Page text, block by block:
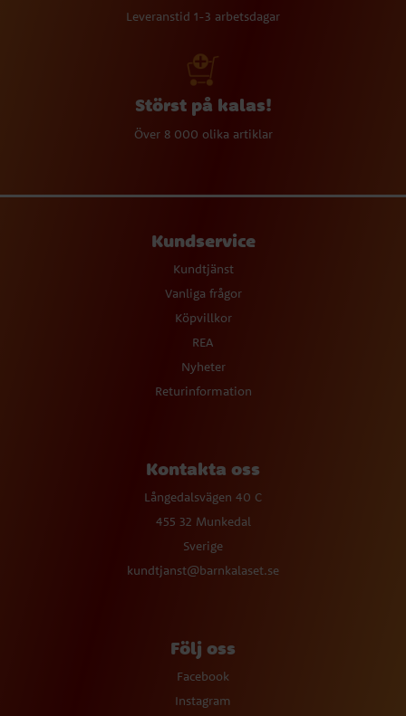
Leveranstid 1-3 arbetsdagar
Störst på kalas!
Över 8 000 olika artiklar
Kundservice
Kundtjänst
Vanliga frågor
Köpvillkor
REA
Nyheter
Returinformation
Kontakta oss
Långedalsvägen 40 C
455 32 Munkedal
Sverige
kundtjanst@barnkalaset.se
Följ oss
Facebook
Instagram